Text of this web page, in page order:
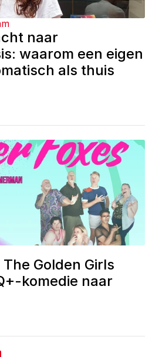
naar
waarom een eigen
als thuis
Golden Girls
komedie naar